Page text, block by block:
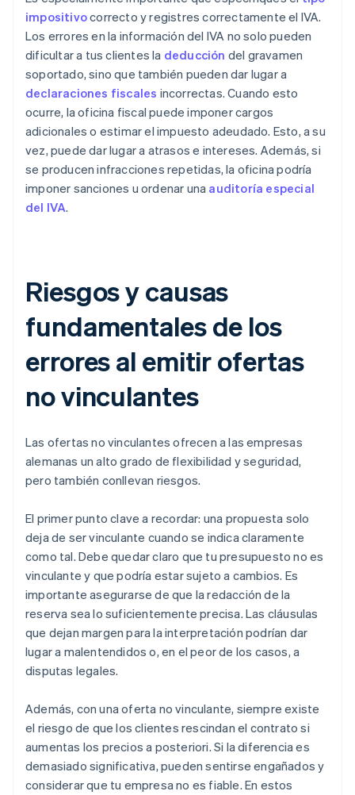
impositivocorrecto y registres correctamente el IVA.
Los errores en la información del IVA no solo pueden
dificultar a tus clientes la deducción del gravamen
soportado, sino que también pueden dar lugar a
declaraciones fiscales incorrectas. Cuando esto
ocurre, la oficina fiscal puede imponer cargos
adicionales o estimar el impuesto adeudado. Esto, a su
vez, puede dar lugar a atrasos e intereses. Además, si
se producen infracciones repetidas, la oficina podría
imponer sanciones u ordenar una auditoría especial
del IVA.
Riesgos y causas
fundamentales de los
errores al emitir ofertas
no vinculantes
Las ofertas no vinculantes ofrecen a las empresas
alemanas un alto grado de flexibilidad y seguridad,
pero también conllevan riesgos.
El primer punto clave a recordar: una propuesta solo
deja de ser vinculante cuando se indica claramente
como tal. Debe quedar claro que tu presupuesto no es
vinculante y que podría estar sujeto a cambios. Es
importante asegurarse de que la redacción de la
reserva sea lo suficientemente precisa. Las cláusulas
que dejan margen para la interpretación podrían dar
lugar a malentendidos o, en el peor de los casos, a
disputas legales.
Además, con una oferta no vinculante, siempre existe
el riesgo de que los clientes rescindan el contrato si
aumentas los precios a posteriori. Si la diferencia es
demasiado significativa, pueden sentirse engañados y
considerar que tu empresa no es fiable. En estos